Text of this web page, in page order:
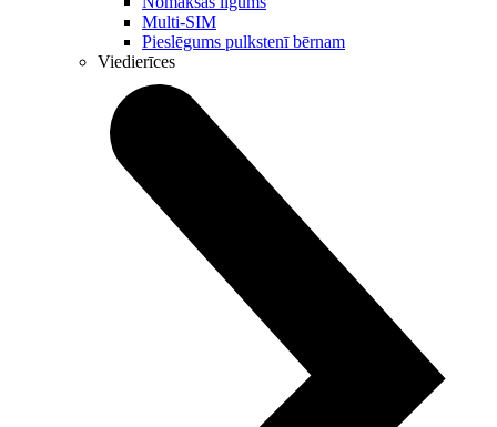
Multi-SIM
Pieslēgums pulkstenī bērnam
Viedierīces